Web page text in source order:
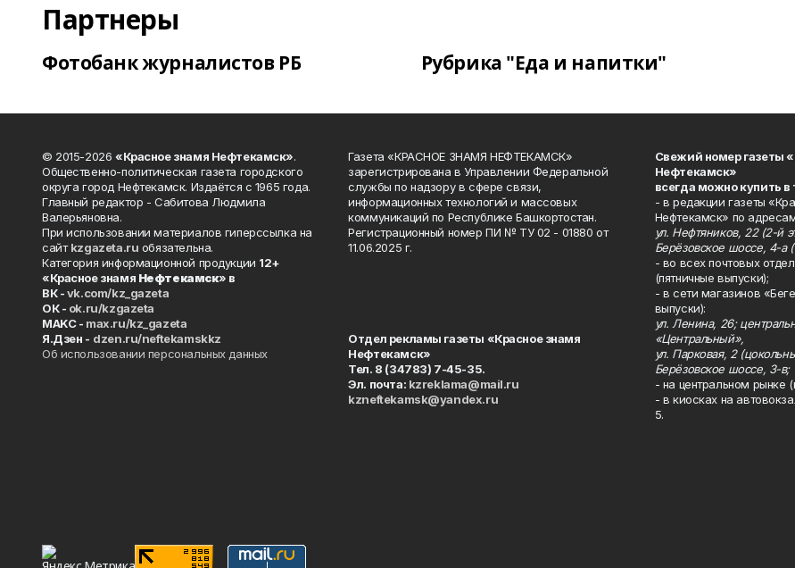
Партнеры
Фотобанк журналистов РБ Рубрика "Еда и напитки"
© 2015-2026 «Красное знамя Нефтекамск».
Общественно-политическая газета городского
округа город Нефтекамск. Издаётся с 1965 года.
Главный редактор - Сабитова Людмила
Валерьяновна.
При использовании материалов гиперссылка на
сайтkzgazeta.ru обязательна.
Категория информационной продукции 12+
«Красное знамя Нефтекамск» в
ВК -vk.com/kz_gazeta
ОК - ok.ru/kzgazeta
MAKC - max.ru/kz_gazeta
Я.Дзен - dzen.ru/neftekamskkz
Об использовании персональных данных
Газета «КРАСНОЕ ЗНАМЯ НЕФТЕКАМСК»
зарегистрирована в Управлении Федеральной
службы по надзору в сфере связи,
информационных технологий и массовых
коммуникаций по Республике Башкортостан.
Регистрационный номер ПИ № ТУ 02 - 01880 от
11.06.2025 г.
Отдел рекламы газеты «Красное знамя
Нефтекамск»
Тел. 8 (34783) 7-45-35.
Эл. почта: kzreklama@mail.ru
kzneftekamsk@yandex.ru
Свежий номер газеты
Нефтекамск»
всегда можно купить
- в редакции газеты
Нефтекамск» по
ул. Нефтяников, 22 (2-й
Берёзовское шоссе, 4-а
- во всех почтовых
(пятничные выпуски);
- в сети магазинов
выпуски):
ул. Ленина, 26;
«Центральный»,
ул. Парковая, 2
Берёзовское шоссе, 3-в;
- на центральном рынке
- в киосках на
5.